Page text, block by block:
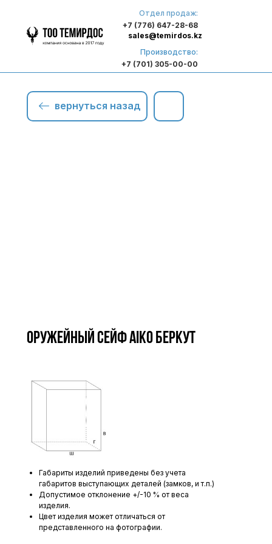
Отдел продаж:
+7 (776) 647-28-68
Производство:
+7 (701) 305-00-00
sales@temirdos.kz
вернуться назад
Оружейный сейф AIKO БЕРКУТ
Габариты изделий приведены без учета
габаритов выступающих деталей (замков, и т.п.)
Допустимое отклонение +/-10 % от веса
изделия.
Цвет изделия может отличаться от
представленного на фотографии.